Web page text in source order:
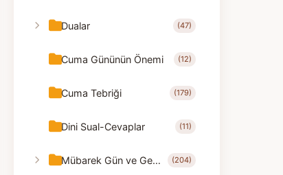
Dualar (47)
Cuma Gününün Önemi (12)
Cuma Tebriği (179)
Dini Sual-Cevaplar (11)
Mübarek Gün ve Geceler (204)